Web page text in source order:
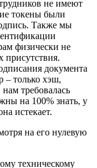
не имеют
токены были
Также мы
физически не
присутствия.
документа
– только хэш,
требовалась
на 100% знать, у
истекает.
на его нулевую
техническому